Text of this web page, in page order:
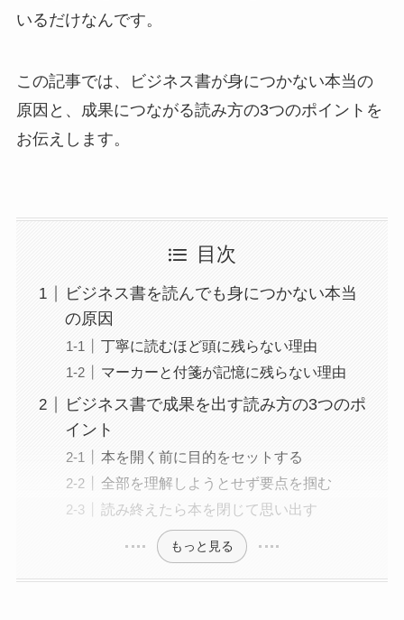
いるだけなんです。
この記事では、ビジネス書が身につかない本当の
原因と、成果につながる読み方の3つのポイントを
お伝えします。
目次
ビジネス書を読んでも身につかない本当
の原因
丁寧に読むほど頭に残らない理由
マーカーと付箋が記憶に残らない理由
ビジネス書で成果を出す読み方の3つのポ
イント
本を開く前に目的をセットする
全部を理解しようとせず要点を掴む
読み終えたら本を閉じて思い出す
もっと見る